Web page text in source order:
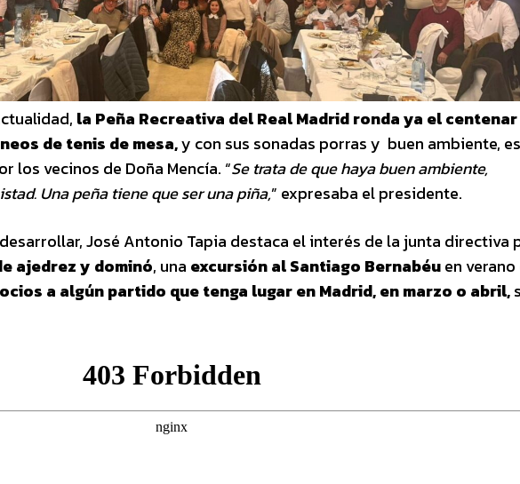
la Peña Recreativa del Real Madrid ronda ya el
de tenis de mesa,y con sus sonadas porras y buen ambiente,
los vecinos de Doña Mencía. “Se trata de que haya buen ambiente,
Una peña tiene que ser una piña,” expresaba el presidente.
José Antonio Tapia destaca el interés de la junta directiva
ajedrez y dominó, una excursión al Santiago Bernabéuen verano
a algún partido que tenga lugar en Madrid, en marzo o abril,